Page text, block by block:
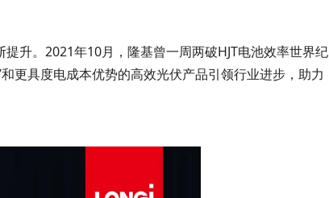
升。2021年10月，隆基曾一周两破HJT电池效率世界纪
更具度电成本优势的高效光伏产品引领行业进步，助力